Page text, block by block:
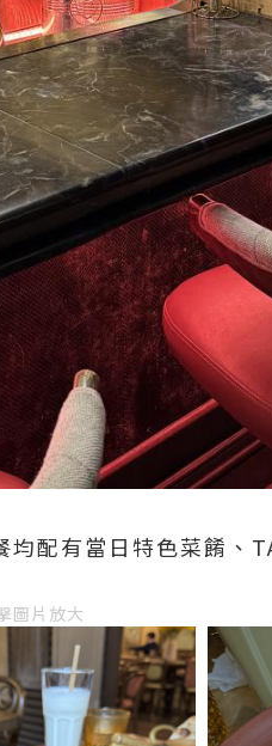
配有當日特色菜餚、
圖片放大